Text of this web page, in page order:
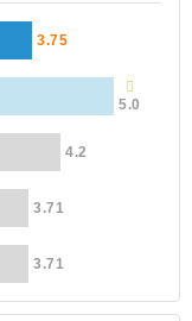
3.75
5.0
4.2
3.71
3.71